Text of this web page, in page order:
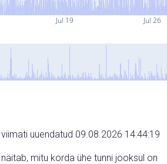
Jul 19 Jul 26
uuendatud 09.08.2026 14:44:19
mitu korda ühe tunni jooksul on